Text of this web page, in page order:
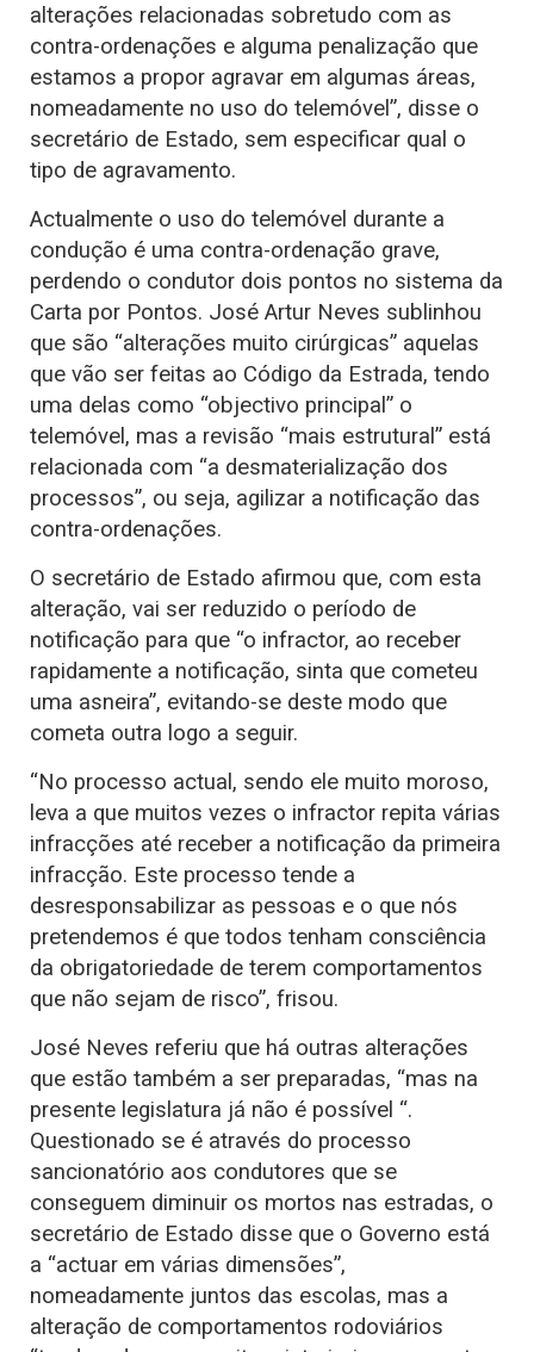
alterações relacionadas sobretudo com as
contra-ordenações e alguma penalização que
estamos a propor agravar em algumas áreas,
nomeadamente no uso do telemóvel”, disse o
secretário de Estado, sem especificar qual o
tipo de agravamento.
Actualmente o uso do telemóvel durante a
condução é uma contra-ordenação grave,
perdendo o condutor dois pontos no sistema da
Carta por Pontos. José Artur Neves sublinhou
que são “alterações muito cirúrgicas” aquelas
que vão ser feitas ao Código da Estrada, tendo
uma delas como “objectivo principal” o
telemóvel, mas a revisão “mais estrutural” está
relacionada com “a desmaterialização dos
processos”, ou seja, agilizar a notificação das
contra-ordenações.
O secretário de Estado afirmou que, com esta
alteração, vai ser reduzido o período de
notificação para que “o infractor, ao receber
rapidamente a notificação, sinta que cometeu
uma asneira”, evitando-se deste modo que
cometa outra logo a seguir.
“No processo actual, sendo ele muito moroso,
leva a que muitos vezes o infractor repita várias
infracções até receber a notificação da primeira
infracção. Este processo tende a
desresponsabilizar as pessoas e o que nós
pretendemos é que todos tenham consciência
da obrigatoriedade de terem comportamentos
que não sejam de risco”, frisou.
José Neves referiu que há outras alterações
que estão também a ser preparadas, “mas na
presente legislatura já não é possível “.
Questionado se é através do processo
sancionatório aos condutores que se
conseguem diminuir os mortos nas estradas, o
secretário de Estado disse que o Governo está
a “actuar em várias dimensões”,
nomeadamente juntos das escolas, mas a
alteração de comportamentos rodoviários